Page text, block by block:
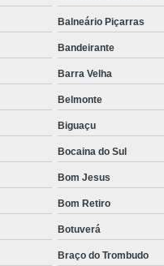
com atendimento médico
químicos perto Jaraguá
mais perto de mim telefone
dependentes químicos
com atendimento médico
químicos próximo de mim
Balneário Piçarras
Bandeirante
Barra Velha
Belmonte
Biguaçu
Bocaina do Sul
Bom Jesus
Bom Retiro
Botuverá
Braço do Trombudo